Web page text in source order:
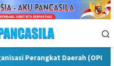
Ke-19, Plt Bupati Rejang